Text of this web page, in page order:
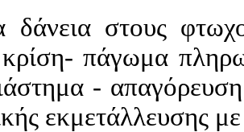
δάνεια στους
κρίση- πάγωμα
-
εκμετάλλευσης